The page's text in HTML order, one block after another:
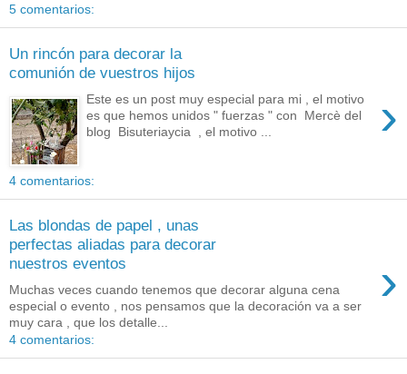
5 comentarios:
Un rincón para decorar la
comunión de vuestros hijos
›
Este es un post muy especial para mi , el motivo
es que hemos unidos " fuerzas " con Mercè del
blog Bisuteriaycia , el motivo ...
4 comentarios:
Las blondas de papel , unas
perfectas aliadas para decorar
nuestros eventos
›
Muchas veces cuando tenemos que decorar alguna cena
especial o evento , nos pensamos que la decoración va a ser
muy cara , que los detalle...
4 comentarios: